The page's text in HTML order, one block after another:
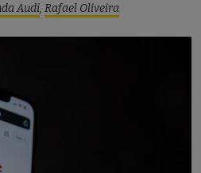
Audi, Rafael Oliveira